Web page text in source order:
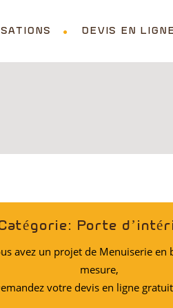
DEVIS EN LIGNE
Porte
avez un projet de Menuiserie en
mesure,
votre devis en ligne